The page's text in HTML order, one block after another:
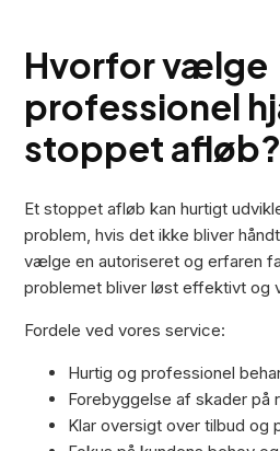
Hvorfor vælge
professionel
stoppet afløb?
Et stoppet afløb kan hurtigt
problem, hvis det ikke bliver
vælge en autoriseret og erfaren
problemet bliver løst effektivt og
Fordele ved vores service:
Hurtig og professionel
Forebyggelse af skader på
Klar oversigt over tilbud og